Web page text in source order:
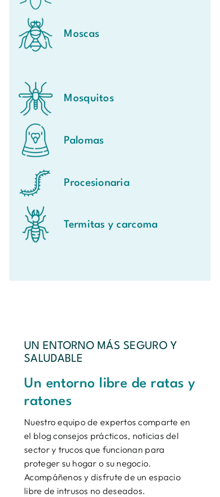
Moscas
Mosquitos
Palomas
Procesionaria
Termitas y carcoma
UN ENTORNO MÁS SEGURO Y
SALUDABLE
Un entorno libre de ratas y
ratones
Nuestro equipo de expertos comparte en
el blog consejos prácticos, noticias del
sector y trucos que funcionan para
proteger su hogar o su negocio.
Acompáñenos y disfrute de un espacio
libre de intrusos no deseados.